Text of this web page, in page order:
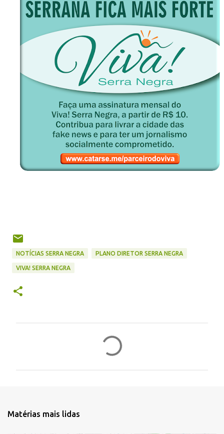
NOTÍCIAS SERRA NEGRA PLANO DIRETOR SERRA NEGRA
VIVA! SERRA NEGRA
t
Matérias mais lidas